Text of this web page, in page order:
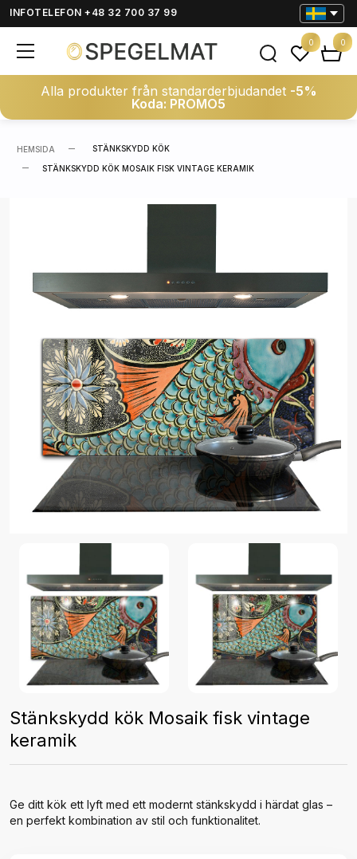
INFOTELEFON +48 32 700 37 99
Alla produkter från standarderbjudandet -5%
Koda: PROMO5
0 0
HEMSIDA STÄNKSKYDD KÖK
STÄNKSKYDD KÖK MOSAIK FISK VINTAGE KERAMIK
Stänkskydd kök Mosaik fisk vintage
keramik
Ge ditt kök ett lyft med ett modernt stänkskydd i härdat glas –
en perfekt kombination av stil och funktionalitet.